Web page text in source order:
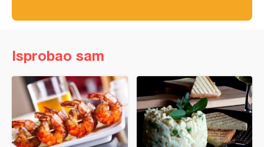
Isprobao sam